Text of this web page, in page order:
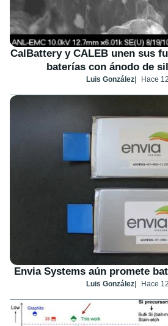
CalBattery y CALEB unen sus
baterías con ánodo de
Luis González Hace
Envia Systems aún promete
Luis González Hace